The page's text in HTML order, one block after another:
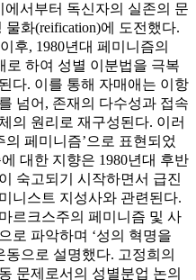
서부터 독신자의 실존의 문
화(reification)에 도전했다.
후, 1980년대 페미니즘의
로 하여 성별 이분법을 극복
다. 이를 통해 자매애는 이항
넘어, 존재의 다수성과 접속
의 원리로 재구성된다. 이러
의 페미니즘’으로 표현되었
대한 지향은 1980년대 후반
숙고되기 시작하면서 급진
니스트 지성사와 관련된다.
르크스주의 페미니즘 및 사
로 파악하며 ‘성의 혁명을
동으로 설명했다. 고정희의
문제로서의 성별분업 논의